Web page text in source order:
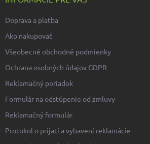
Doprava a platba
Ako nakupovať
Všeobecné obchodné podmienky
Ochrana osobných údajov GDPR
Reklamačný poriadok
Formulár na odstúpenie od zmluvy
Reklamačný formulár
Protokol o prijatí a vybavení reklamácie